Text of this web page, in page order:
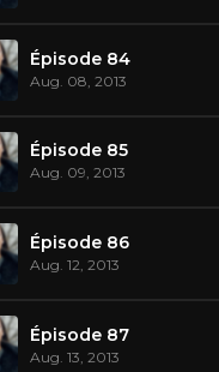
Épisode 84
Aug. 08, 2013
Épisode 85
Aug. 09, 2013
Épisode 86
Aug. 12, 2013
Épisode 87
Aug. 13, 2013